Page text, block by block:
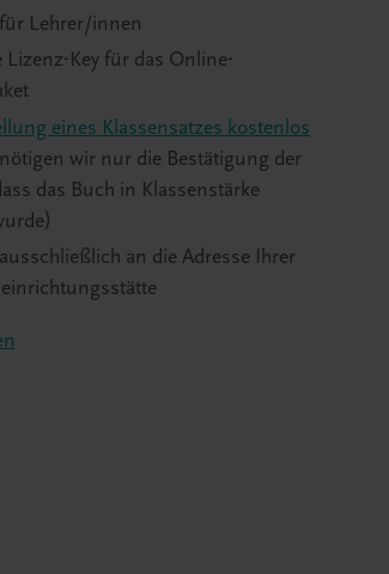
Lehrer/innen
Lizenz-Key für das Online-
eines Klassensatzes kostenlos
wir nur die Bestätigung der
das Buch in Klassenstärke
an die Adresse Ihrer